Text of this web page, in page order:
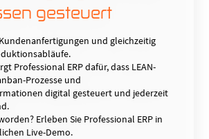
gesteuert
und gleichzeitig
Professional ERP dafür, dass LEAN-
Prozesse und
digital gesteuert und jederzeit
Erleben Sie Professional ERP in
Live-Demo.